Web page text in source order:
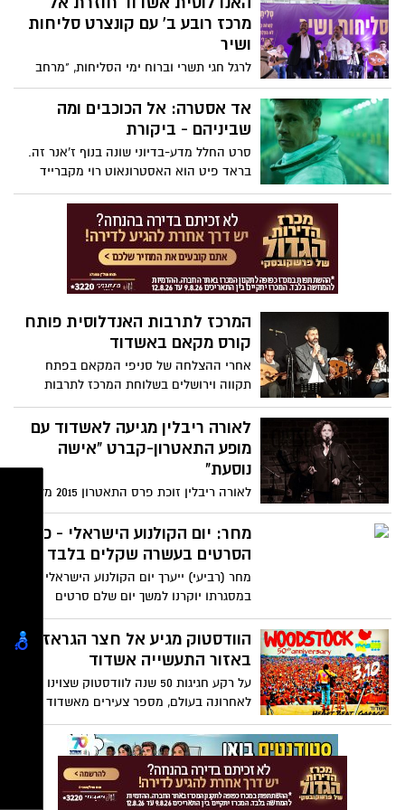
מושתתות על חינוך חווייתי לשמירה על
הסביבה.
ומדויקת. במהלכה אנחנו לא רק מזועזעים
מהמקרה הנורא של מארי אדלר, אלא גם
היא גם מצליחה להעביר סיפור בלשי מרתק
מרכז רובע ב' עם קונצרט סליחות
ושיר
לרגל חגי תשרי וברוח ימי הסליחות, "מרחב
יצירה אשדוד" יארח זו השנה השלישית את
התזמורת האנדלוסית הישראלית אשדוד
בקונצרט פתוח לקהל הרחב ולכל המשפחה
אד אסטרה: אל הכוכבים ומה
שביניהם - ביקורת
סרט החלל מדע-בדיוני שונה בנוף ז'אנר זה.
בראד פיט הוא האסטרונאוט רוי מקברייד
חסר הרגש, אשר מקלף את שכבות ליבו שכבה
אחר שכבה. אד אסטרה הוא סרט פחות
קלסטרופובי ומחניק מדומיו, אלא מתרכז יותר
בנבכי נפשו של גיבורו. סרט יפהפה, לא רק
בזכות פיט
המרכז לתרבות האנדלוסית פותח
קורס מקאם באשדוד
אחרי ההצלחה של סניפי המקאם בפתח
תקווה וירושלים בשלוחת המרכז לתרבות
האנדלוסית ולפיוט בישראל, עכשיו גם
באשדוד - "המקאם" - סדרת מפגשי למידה
יוצרת בתדר של המוזיקה הערבית בדרך
תרבותית, מסורתית וחווייתית עם המרצה,
המוזיקאי והפייטן זיו יחזקאל
לאורה ריבלין מגיעה לאשדוד עם
מופע התאטרון-קברט "אישה
נוסעת"
לאורה ריבלין זוכת פרס התאטרון 2015 מלווה
בלהקת רוק משובחת תגיע בחודש הבא
לספריה העירונית עם מופע התאטרון-קברט
"אישה נוסעת", המבוסס על חומרים פרי עטה
מחר: יום הקולנוע הישראלי - כל
הסרטים בעשרה שקלים בלבד
מחר (רביעי) ייערך יום הקולנוע הישראלי
במסגרתו יוקרנו למשך יום שלם סרטים
ישראליים בכל רחבי הארץ, כמו גם באשדוד,
במחיר של עשרה שקלים בלבד לאדם - מה
מחכה לכם באשדוד?
הוודסטוק מגיע אל חצר הגראז'
באזור התעשייה אשדוד
על רקע חגיגות 50 שנה לוודסטוק שצוינו
לאחרונה בעולם, מספר צעירים מאשדוד
והסביבה החליטו להפיק אירוע לא שגרתי
שכל כולו ברוח החופש, השלום והאהבה שהיו
אופייניים לפסטיבל האגדי. מיני הפסטיבל
הצבעוני והשמח ייערך בחצר מוסך גדי
שבאזור התעשייה ויכלול יריד דוכנים, אמנות